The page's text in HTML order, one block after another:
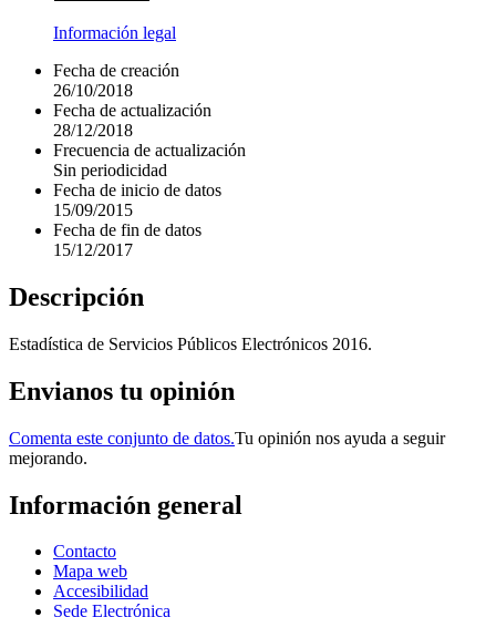
Información legal
Fecha de creación
26/10/2018
Fecha de actualización
28/12/2018
Frecuencia de actualización
Sin periodicidad
Fecha de inicio de datos
15/09/2015
Fecha de fin de datos
15/12/2017
Descripción
Estadística de Servicios Públicos Electrónicos 2016.
Envianos tu opinión
Comenta este conjunto de datos.Tu opinión nos ayuda a seguir
mejorando.
Información general
Contacto
Mapa web
Accesibilidad
Sede Electrónica